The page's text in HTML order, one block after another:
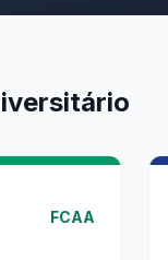
FCAA